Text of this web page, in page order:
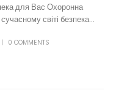
для Вас Охоронна
світі безпека...
0 COMMENTS